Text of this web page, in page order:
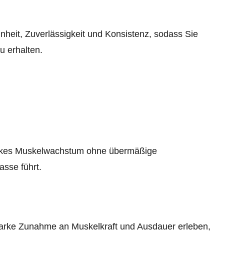
Zuverlässigkeit und Konsistenz, sodass Sie
erhalten.
Muskelwachstum ohne übermäßige
führt.
Zunahme an Muskelkraft und Ausdauer erleben,